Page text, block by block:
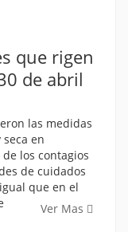
que rigen
de abril
las medidas
en
los contagios
de cuidados
que en el
Ver Mas